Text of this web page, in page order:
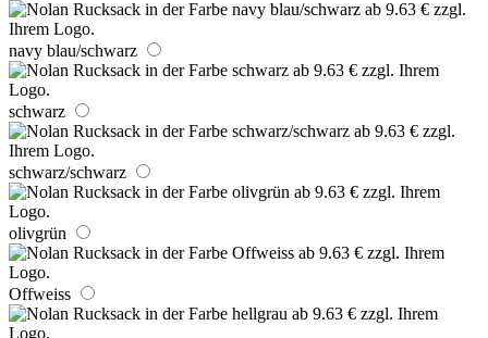
navy blau/schwarz
schwarz
schwarz/schwarz
olivgrün
Offweiss